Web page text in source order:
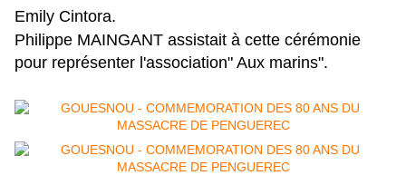
Emily Cintora.
Philippe MAINGANT assistait à cette cérémonie
pour représenter l'association" Aux marins".